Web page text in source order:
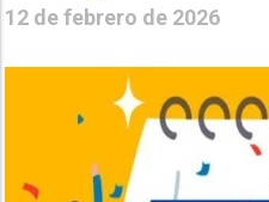
12 de febrero de 2026